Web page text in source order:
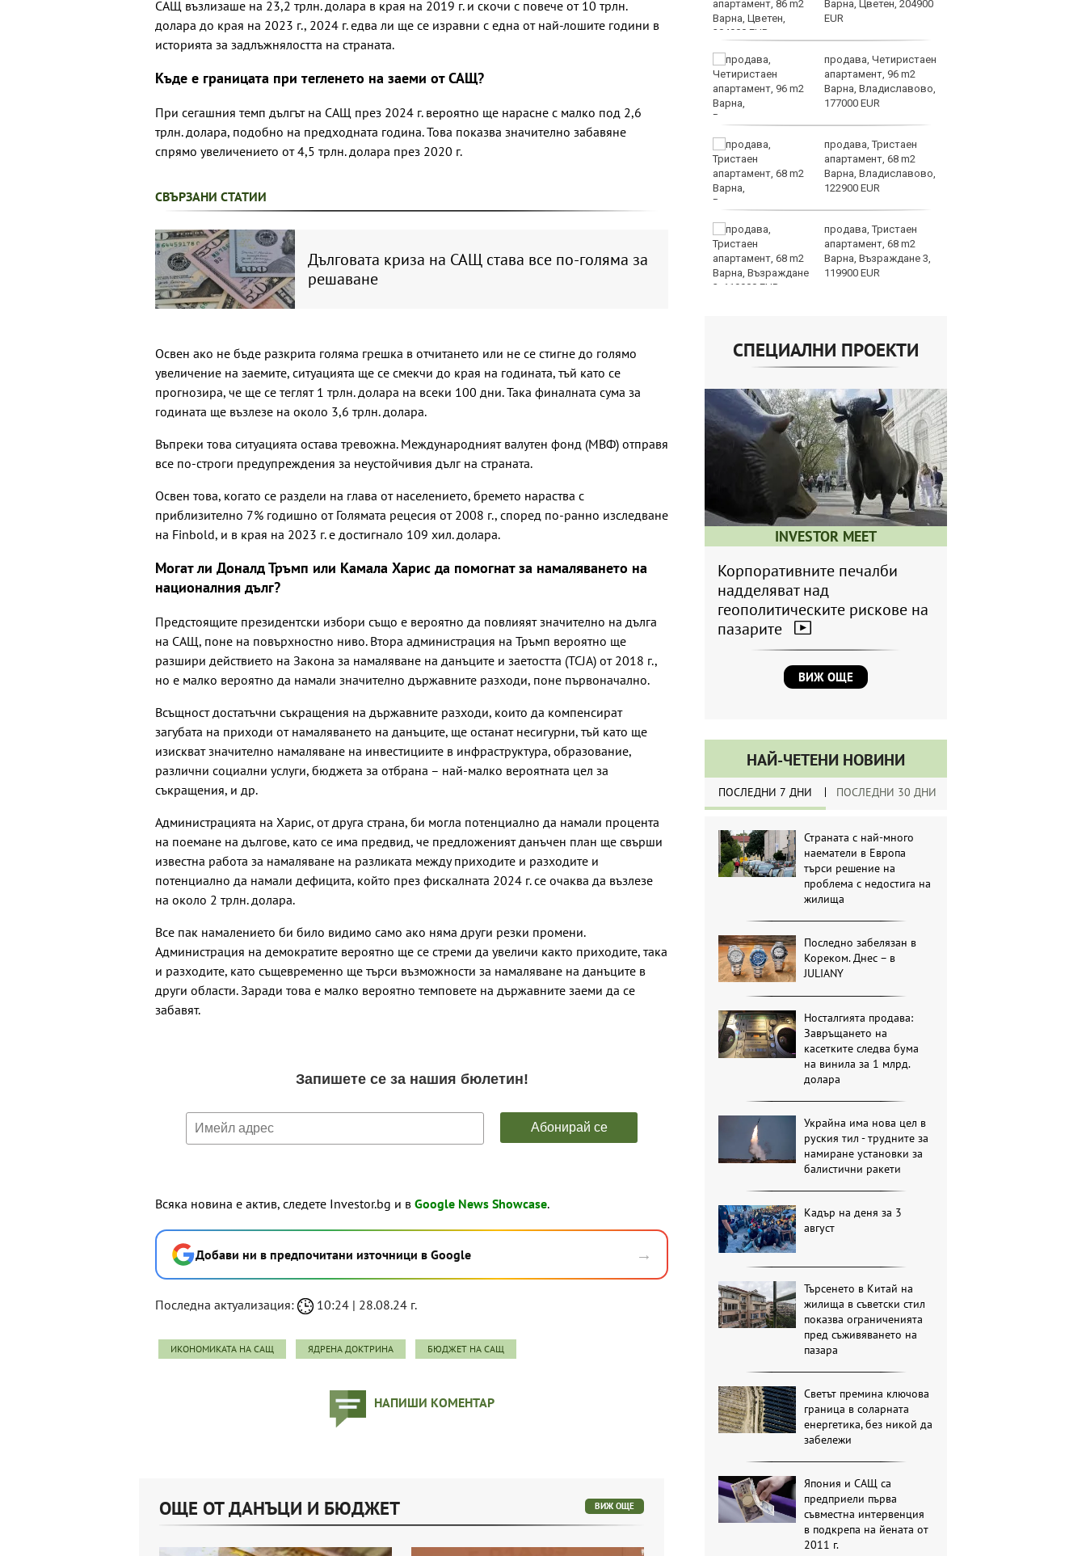
САЩ възлизаше на 23,2 трлн. долара в края на 2019 г. и скочи с повече от 10 трлн.
долара до края на 2023 г., 2024 г. едва ли ще се изравни с една от най-лошите години в
историята за задлъжнялостта на страната.
Къде е границата при тегленето на заеми от САЩ?
При сегашния темп дългът на САЩ през 2024 г. вероятно ще нарасне с малко под 2,6
трлн. долара, подобно на предходната година. Това показва значително забавяне
спрямо увеличението от 4,5 трлн. долара през 2020 г.
СВЪРЗАНИ СТАТИИ
Дълговата криза на САЩ става все по-голяма за
решаване
Освен ако не бъде разкрита голяма грешка в отчитането или не се стигне до голямо
увеличение на заемите, ситуацията ще се смекчи до края на годината, тъй като се
прогнозира, че ще се теглят 1 трлн. долара на всеки 100 дни. Така финалната сума за
годината ще възлезе на около 3,6 трлн. долара.
Въпреки това ситуацията остава тревожна. Международният валутен фонд (МВФ) отправя
все по-строги предупреждения за неустойчивия дълг на страната.
Освен това, когато се раздели на глава от населението, бремето нараства с
приблизително 7% годишно от Голямата рецесия от 2008 г., според по-ранно изследване
на Finbold, и в края на 2023 г. е достигнало 109 хил. долара.
Могат ли Доналд Тръмп или Камала Харис да помогнат за намаляването на
националния дълг?
Предстоящите президентски избори също е вероятно да повлияят значително на дълга
на САЩ, поне на повърхностно ниво. Втора администрация на Тръмп вероятно ще
разшири действието на Закона за намаляване на данъците и заетостта (TCJA) от 2018 г.,
но е малко вероятно да намали значително държавните разходи, поне първоначално.
Всъщност достатъчни съкращения на държавните разходи, които да компенсират
загубата на приходи от намаляването на данъците, ще останат несигурни, тъй като ще
изискват значително намаляване на инвестициите в инфраструктура, образование,
различни социални услуги, бюджета за отбрана – най-малко вероятната цел за
съкращения, и др.
Администрацията на Харис, от друга страна, би могла потенциално да намали процента
на поемане на дългове, като се има предвид, че предложеният данъчен план ще свърши
известна работа за намаляване на разликата между приходите и разходите и
потенциално да намали дефицита, който през фискалната 2024 г. се очаква да възлезе
на около 2 трлн. долара.
Все пак намалението би било видимо само ако няма други резки промени.
Администрация на демократите вероятно ще се стреми да увеличи както приходите, така
и разходите, като същевременно ще търси възможности за намаляване на данъците в
други области. Заради това е малко вероятно темповете на държавните заеми да се
забавят.
Всяка новина е актив, следете Investor.bg и в Google News Showcase.
Добави ни в предпочитани източници в Google →
Последна актуализация: 10:24 | 28.08.24 г.
ИКОНОМИКАТА НА САЩ ЯДРЕНА ДОКТРИНА БЮДЖЕТ НА САЩ
НАПИШИ КОМЕНТАР
камиони над 20 тона
западнонилска треска
Варна, Цветен, 204900
EUR
продава, Четиристаен
апартамент, 96 m2
Варна, Владиславово,
177000 EUR
продава, Тристаен
апартамент, 68 m2
Варна, Владиславово,
122900 EUR
продава, Тристаен
апартамент, 68 m2
Варна, Възраждане 3,
119900 EUR
СПЕЦИАЛНИ ПРОЕКТИ
INVESTOR MEET
Корпоративните печалби
надделяват над
геополитическите рискове на
пазарите
ВИЖ ОЩЕ
НАЙ-ЧЕТЕНИ НОВИНИ
ПОСЛЕДНИ 7 ДНИ ПОСЛЕДНИ 30 ДНИ
Страната с най-много
наематели в Европа
търси решение на
проблема с недостига на
жилища
Последно забелязан в
Кореком. Днес – в
JULIANY
Носталгията продава:
Завръщането на
касетките следва бума
на винила за 1 млрд.
долара
Украйна има нова цел в
руския тил - трудните за
намиране установки за
балистични ракети
Кадър на деня за 3
август
Търсенето в Китай на
жилища в съветски стил
показва ограниченията
пред съживяването на
пазара
Светът премина ключова
граница в соларната
енергетика, без никой да
забележи
Япония и САЩ са
предприели първа
съвместна интервенция
в подкрепа на йената от
2011 г.
ОЩЕ ОТ ДАНЪЦИ И БЮДЖЕТ ВИЖ ОЩЕ